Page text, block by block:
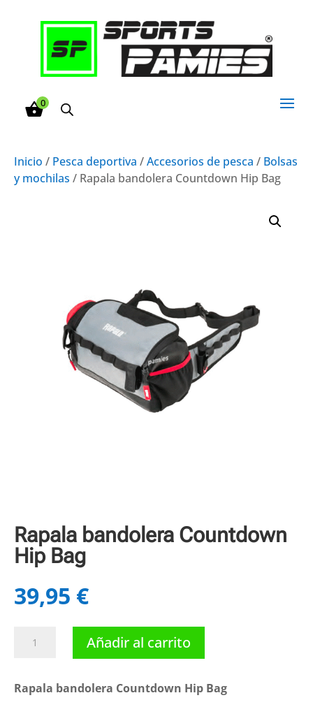
0
Inicio / Pesca deportiva /Accesorios de pesca / Bolsas
y mochilas / Rapala bandolera Countdown Hip Bag
Rapala bandolera Countdown
Hip Bag
39,95 €
bandolera
Hip
Añadir al carrito
Rapala bandolera Countdown Hip Bag